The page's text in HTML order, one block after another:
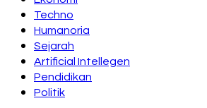
Techno
Humanoria
Sejarah
Artificial Intellegen
Pendidikan
Politik